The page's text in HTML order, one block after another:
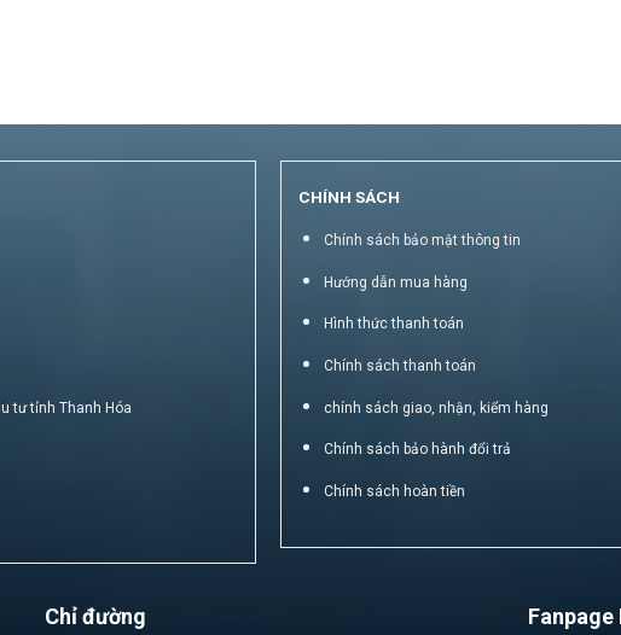
tư tỉnh Thanh Hóa
CHÍNH SÁCH
Chính sách bảo mật thông tin
Hướng dẫn mua hàng
Hình thức thanh toán
Chính sách thanh toán
chính sách giao, nhận, kiểm hàng
Chính sách bảo hành đổi trả
Chính sách hoàn tiền
Chỉ đường